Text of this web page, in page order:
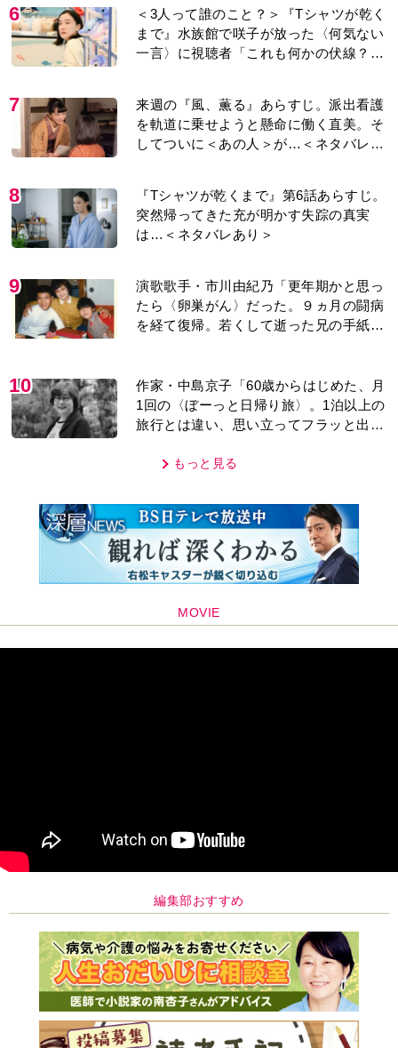
6
＜3人って誰のこと？＞『Tシャツが乾く
まで』水族館で咲子が放った〈何気ない
一言〉に視聴者「これも何かの伏線？」
7
来週の『風、薫る』あらすじ。派出看護
を軌道に乗せようと懸命に働く直美。そ
してついに＜あの人＞が…＜ネタバレあ
8
『Tシャツが乾くまで』第6話あらすじ。
突然帰ってきた充が明かす失踪の真実
は…＜ネタバレあり＞
9
演歌歌手・市川由紀乃「更年期かと思っ
たら〈卵巣がん〉だった。９ヵ月の闘病
を経て復帰。若くして逝った兄の手紙を
10
作家・中島京子「60歳からはじめた、月
1回の〈ぼーっと日帰り旅〉。1泊以上の
旅行とは違い、思い立ってフラッと出か
BEST】もっと見る
MOVIE
編集部おすすめ